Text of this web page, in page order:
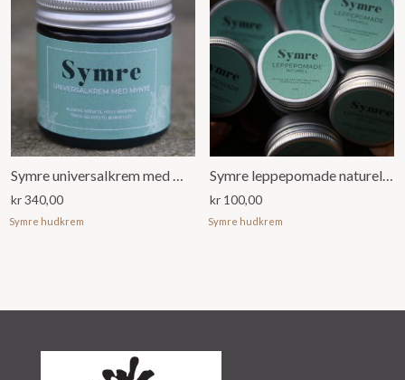
Symre universalkrem med mynte
kr340,00
Symre hudkrem
Symre leppepomade naturell (15ml)
kr 100,00
Symre hudkrem